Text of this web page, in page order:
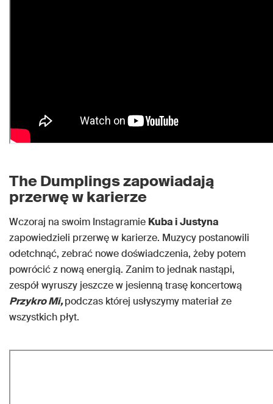
The Dumplings zapowiadają
przerwę w karierze
Wczoraj na swoim Instagramie Kuba i Justyna
zapowiedzieli przerwę w karierze. Muzycy postanowili
odetchnąć, zebrać nowe doświadczenia, żeby potem
powrócić z nową energią. Zanim to jednak nastąpi,
zespół wyruszy jeszcze w jesienną trasę koncertową
Przykro Mi,podczas której usłyszymy materiał ze
wszystkich płyt.